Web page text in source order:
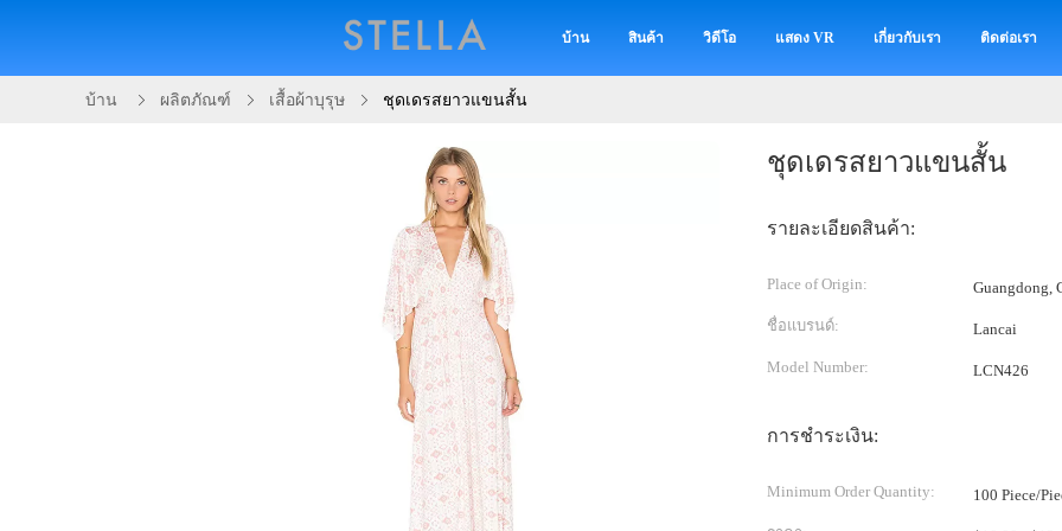
บ้าน สินค้า วิดีโอ แสดง VR เกี่ยวกับเรา ติดต่อเรา
บ้าน ผลิตภัณฑ์ เสื้อผ้าบุรุษ ชุดเดรสยาวแขนสั้น
ชุดเดรสยาวแขนสั้น
รายละเอียดสินค้า:
Place of Origin: Guangdong,
ชื่อแบรนด์: Lancai
Model Number: LCN426
การชำระเงิน:
Minimum Order Quantity: 100 Piece/